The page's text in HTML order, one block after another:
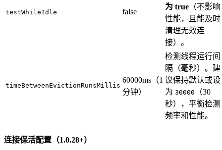
testWhileIdle false
为 true （不影响
性能，且能及时
清理无效连
接）。
timeBetweenEvictionRunsMillis
60000ms（1
分钟）
检测线程运行间
隔（毫秒）。建
议保持默认或设
为 30000
（30
秒），平衡检测
频率和性能。
连接保活配置（1.0.28+）